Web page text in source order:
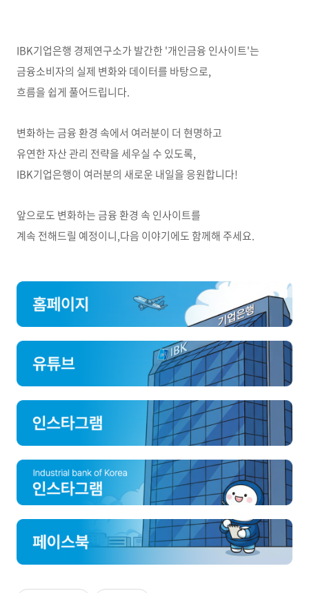
IBK기업은행 경제연구소가 발간한 '개인금융 인사이트'는
금융소비자의 실제 변화와 데이터를 바탕으로,
흐름을 쉽게 풀어드립니다.
변화하는 금융 환경 속에서 여러분이 더 현명하고
유연한 자산 관리 전략을 세우실 수 있도록,
IBK기업은행이 여러분의 새로운 내일을 응원합니다!
앞으로도 변화하는 금융 환경 속 인사이트를
계속 전해드릴 예정이니,다음 이야기에도 함께해 주세요.